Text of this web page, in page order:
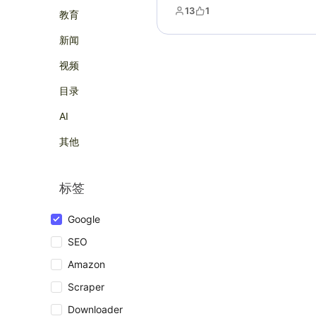
教育
新闻
视频
目录
AI
其他
标签
Google
SEO
Amazon
Scraper
Downloader
13 1